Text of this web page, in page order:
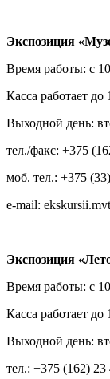
Экспозиция
Время работы: с
Касса работает до
Выходной день:
тел./факс: +375
моб. тел.: +375
e-mail:
Экспозиция
Время работы: с
Касса работает до
Выходной день:
тел.: +375 (162) 23